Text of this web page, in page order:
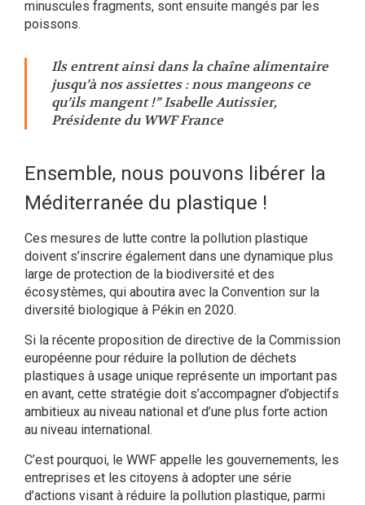
minuscules fragments, sont ensuite mangés par les
poissons.
Ils entrent ainsi dans la chaîne alimentaire
jusqu’à nos assiettes : nous mangeons ce
qu’ils mangent !” Isabelle Autissier,
Présidente du WWF France
Ensemble, nous pouvons libérer la
Méditerranée du plastique !
Ces mesures de lutte contre la pollution plastique
doivent s’inscrire également dans une dynamique plus
large de protection de la biodiversité et des
écosystèmes, qui aboutira avec la Convention sur la
diversité biologique à Pékin en 2020.
Si la récente proposition de directive de la Commission
européenne pour réduire la pollution de déchets
plastiques à usage unique représente un important pas
en avant, cette stratégie doit s’accompagner d’objectifs
ambitieux au niveau national et d’une plus forte action
au niveau international.
C’est pourquoi, le WWF appelle les gouvernements, les
entreprises et les citoyens à adopter une série
d’actions visant à réduire la pollution plastique, parmi